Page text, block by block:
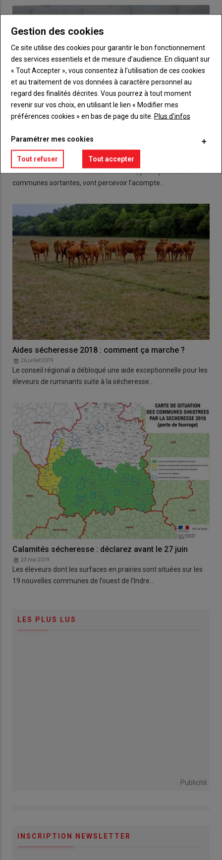
Acompte ICHN : 74,8 % du montant brut
10 octobre 2019
Tous les éleveurs demandeurs de l’ICHN, y compris ceux en
communes sortantes, vont percevoir l’acompte…
Aides sécheresse 2018 : comment ça marche ?
26 juillet 2019
Le conseil régional a débloqué une aide exceptionnelle pour les
éleveurs de ruminants suite à la sécheresse…
Calamités sécheresse : déclarez avant le 27 juin
23 mai 2019
Les éleveurs dont les surfaces en prairies sont situées sur les
19 nouvelles communes de l’ouest de l’Indre…
LES PLUS LUS
Publicité
INSCRIPTION NEWSLETTER
Gestion des cookies
Ce site utilise des cookies pour garantir le bon fonctionnement
des services essentiels et de mesure d’audience. En cliquant sur
« Tout Accepter », vous consentez à l’utilisation de ces cookies
et au traitement de vos données à caractère personnel au
regard des finalités décrites. Vous pourrez à tout moment
revenir sur vos choix, en utilisant le lien « Modifier mes
préférences cookies » en bas de page du site. Plus d'infos
Paramétrer mes cookies
Tout refuser Tout accepter